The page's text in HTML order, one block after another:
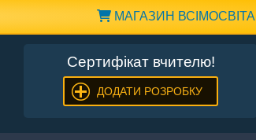
МАГАЗИН ВСІМОСВІТА
Сертифікат вчителю!
ДОДАТИ РОЗРОБКУ